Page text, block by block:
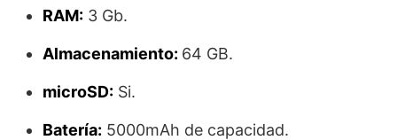
RAM: 3 Gb.
Almacenamiento: 64 GB.
microSD: Si.
Batería: 5000mAh de capacidad.